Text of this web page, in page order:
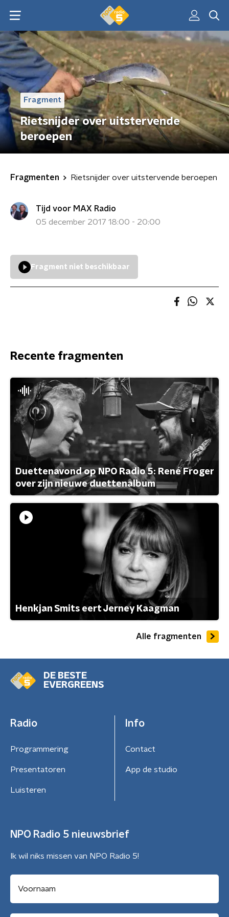
Fragment
Rietsnijder over uitstervende
beroepen
Fragmenten Rietsnijder over uitstervende beroepen
Tijd voor MAX Radio
05 december 2017 18:00 - 20:00
Fragment niet beschikbaar
Recente fragmenten
Duettenavond op NPO Radio 5: René Froger
over zijn nieuwe duettenalbum
Henkjan Smits eert Jerney Kaagman
Alle fragmenten
DE BESTE
EVERGREENS
Radio
Programmering
Presentatoren
Luisteren
Info
Contact
App de studio
NPO Radio 5 nieuwsbrief
Ik wil niks missen van NPO Radio 5!